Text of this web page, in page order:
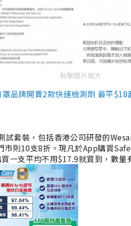
點擊圖片放大
品牌開賣2款快速檢測劑 最平
試套裝，包括香港公司研發的
市則10支8折。現凡於App購買
一支平均不用$17.9就買到，數量